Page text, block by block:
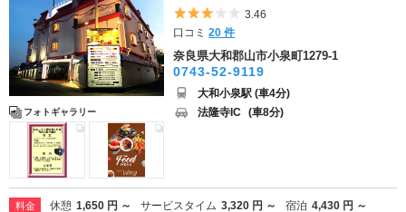
フォトギャラリー
5つ星のうち3
3.46
口コミ20 件
奈良県大和郡山市小泉町1279-1
0743-52-9119
大和小泉駅 (車4分)
法隆寺IC (車8分)
料金 休憩 1,650 円 ～ サービスタイム 3,320 円 ～ 宿泊 4,430 円 ～